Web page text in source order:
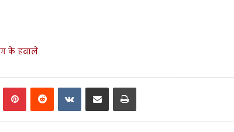
के हवाले
PinterestReddit VKontakteShare via Email Print